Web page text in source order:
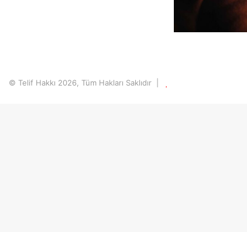
© Telif Hakkı 2026, Tüm Hakları Saklıdır |